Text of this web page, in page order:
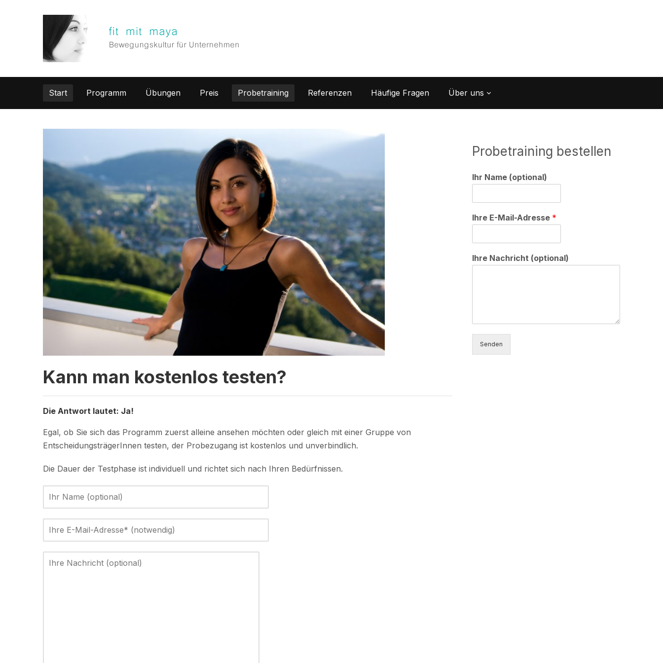
Start Programm Übungen Preis Probetraining Referenzen Häufige Fragen Über uns
Kann man kostenlos testen?
Die Antwort lautet: Ja!
Egal, ob Sie sich das Programm zuerst alleine ansehen möchten oder gleich mit einer Gruppe von
EntscheidungsträgerInnen testen, der Probezugang ist kostenlos und unverbindlich.
Die Dauer der Testphase ist individuell und richtet sich nach Ihren Bedürfnissen.
Probetraining bestellen
Ihr Name (optional)
Ihre E-Mail-Adresse *
Ihre Nachricht (optional)
Senden